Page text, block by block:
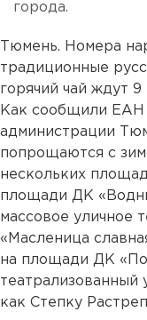
города.
Тюмень. Номера
традиционные
горячий чай ждут
Как сообщили ЕАН
администрации
попрощаются с
нескольких
площади ДК
массовое уличное
«Масленица
на площади ДК
театрализованный
как Степку